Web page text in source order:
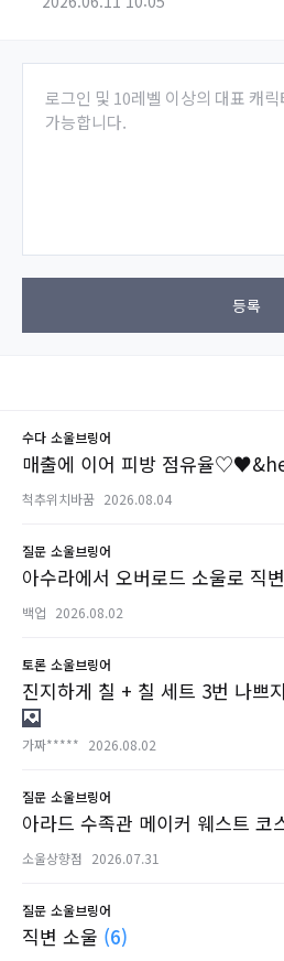
로그인 및 10레벨 이상의 대표 캐
가능합니다.
등록
수다 소울브링어
매출에 이어 피방 점유율
척추위치바꿈 2026.08.04
질문 소울브링어
아수라에서 오버로드 소울로 직
백업 2026.08.02
토론 소울브링어
진지하게 칠 + 칠 세트 3번 나쁘
가짜***** 2026.08.02
질문 소울브링어
아라드 수족관 메이커 웨스트 코
소울상향점 2026.07.31
질문 소울브링어
직변 소울 (6)